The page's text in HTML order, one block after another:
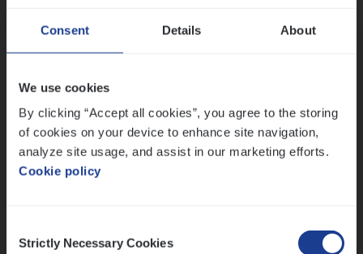
Consent Details About
We use cookies
By clicking “Accept all cookies”, you agree to the storing
of cookies on your device to enhance site navigation,
analyze site usage, and assist in our marketing efforts.
Cookie policy
Selection
Strictly Necessary Cookies
Insu­ran­ce Bro­ker KMO
Sales Management
Antwerpen
Test Ana­lyst